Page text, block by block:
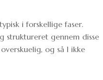
i forskellige faser.
struktureret gennem disse
og så I ikke